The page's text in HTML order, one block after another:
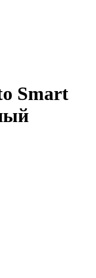
Smart